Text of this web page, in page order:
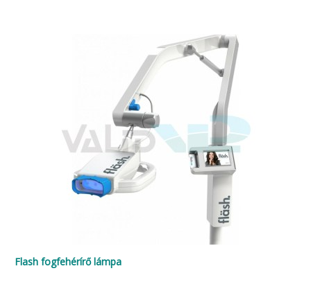
Flash fogfehérírő lámpa